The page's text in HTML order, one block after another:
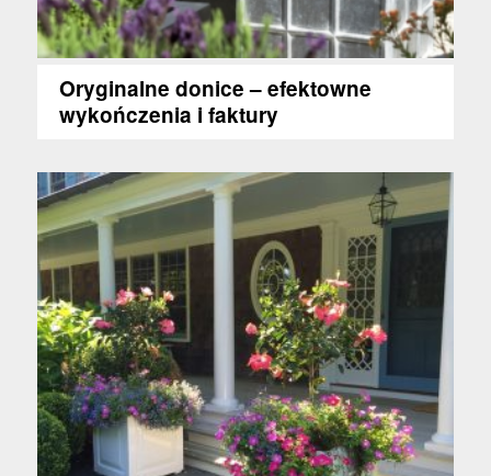
Oryginalne donice – efektowne
wykończenia i faktury